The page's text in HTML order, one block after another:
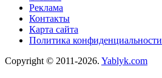
Реклама
Контакты
Карта сайта
Политика конфиденциальности
Copyright © 2011-2026. Yablyk.сom